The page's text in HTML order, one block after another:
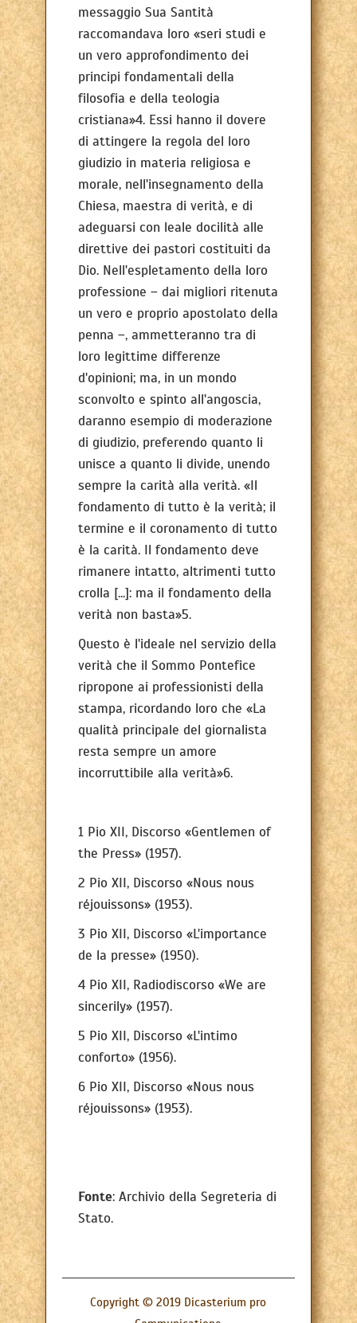
messaggio Sua Santità
raccomandava loro «seri studi e
un vero approfondimento dei
principi fondamentali della
filosofia e della teologia
cristiana»4. Essi hanno il dovere
di attingere la regola del loro
giudizio in materia religiosa e
morale, nell'insegnamento della
Chiesa, maestra di verità, e di
adeguarsi con leale docilità alle
direttive dei pastori costituiti da
Dio. Nell'espletamento della loro
professione – dai migliori ritenuta
un vero e proprio apostolato della
penna –, ammetteranno tra di
loro legittime differenze
d'opinioni; ma, in un mondo
sconvolto e spinto all'angoscia,
daranno esempio di moderazione
di giudizio, preferendo quanto li
unisce a quanto li divide, unendo
sempre la carità alla verità. «Il
fondamento di tutto è la verità; il
termine e il coronamento di tutto
è la carità. Il fondamento deve
rimanere intatto, altrimenti tutto
crolla [...]: ma il fondamento della
verità non basta»5.
Questo è l'ideale nel servizio della
verità che il Sommo Pontefice
ripropone ai professionisti della
stampa, ricordando loro che «La
qualità principale del giornalista
resta sempre un amore
incorruttibile alla verità»6.
1 Pio XII, Discorso «Gentlemen of
the Press» (1957).
2 Pio XII, Discorso «Nous nous
réjouissons» (1953).
3 Pio XII, Discorso «L'importance
de la presse» (1950).
4 Pio XII, Radiodiscorso «We are
sincerily» (1957).
5 Pio XII, Discorso «L'intimo
conforto» (1956).
6 Pio XII, Discorso «Nous nous
réjouissons» (1953).
Fonte: Archivio della Segreteria di
Stato.
Copyright © 2019 Dicasterium pro